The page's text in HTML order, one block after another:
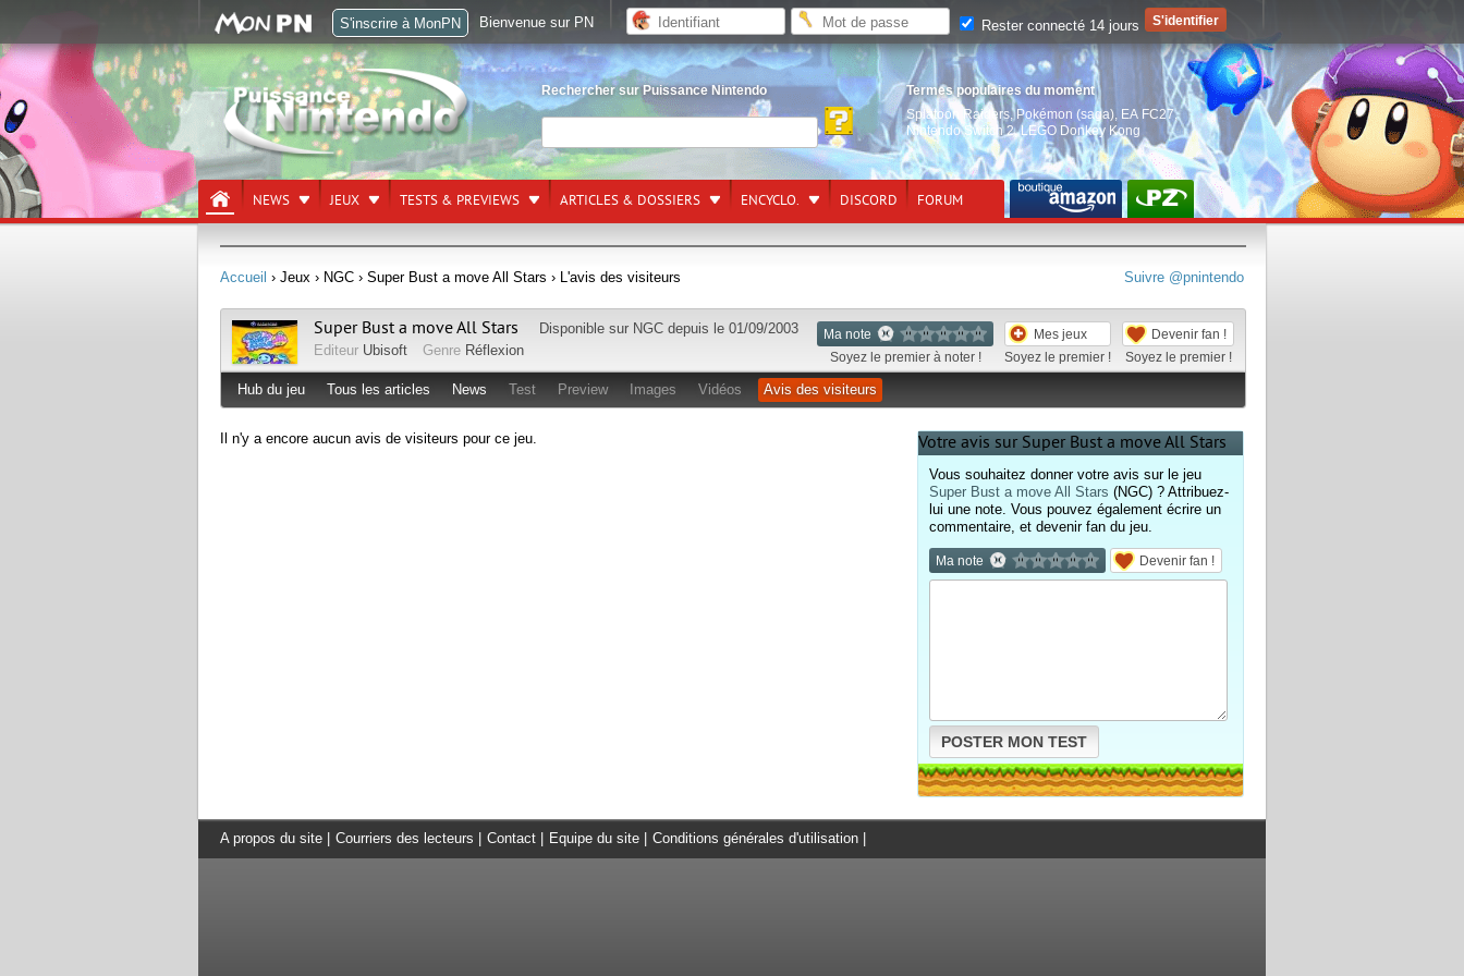
Rechercher sur Puissance Nintendo
Termes populaires du moment
Splatoon Raiders, Pokémon (saga) EA FC27,
Nintendo Switch 2,LEGO Donkey Kong
NEWS JEUX TESTS & PREVIEWS ARTICLES & DOSSIERS ENCYCLO. DISCORD FORUM
Suivre @pnintendo
Accueil › Jeux › NGC › Super Bust a move All Stars › L'avis des visiteurs
Ma note
Soyez le premier à noter !
Mes jeux
Soyez le premier !
Devenir fan !
Soyez le premier !
Super Bust a move All Stars Disponible sur NGC depuis le 01/09/2003
Editeur Ubisoft Genre Réflexion
Hub du jeu Tous les articles News Test Preview Images Vidéos Avis des visiteurs
Il n'y a encore aucun avis de visiteurs pour ce jeu. Votre avis sur Super Bust a move All Stars
Vous souhaitez donner votre avis sur le jeu
Super Bust a move All Stars (NGC) ? Attribuez-
lui une note. Vous pouvez également écrire un
commentaire, et devenir fan du jeu.
Ma note Devenir fan !
POSTER MON TEST
A propos du site Courriers des lecteurs Contact Equipe du site Conditions générales d'utilisation
S'inscrire à MonPN Bienvenue sur PN Rester connecté 14 jours